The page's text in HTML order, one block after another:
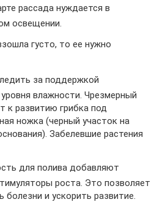
рассада нуждается в
освещении.
густо, то ее нужно
за поддержкой
влажности. Чрезмерный
к развитию грибка под
ножка (черный участок на
Забелевшие растения
для полива добавляют
роста. Это позволяет
болезни и ускорить развитие.